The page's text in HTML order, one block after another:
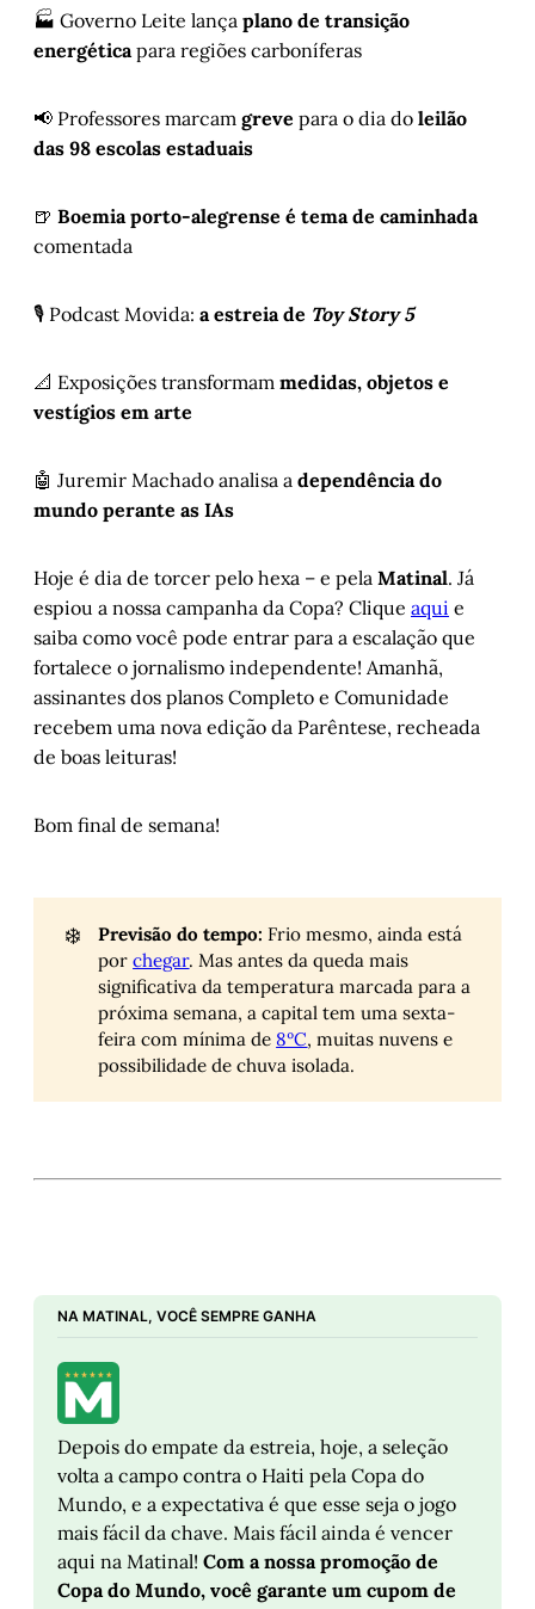
🏭 Governo Leite lança plano de transição
energéticapara regiões carboníferas
📢 Professores marcam greve para o dia do leilão
das 98 escolas estaduais
🍺 Boemia porto-alegrense é tema de caminhada
comentada
🎙️ Podcast Movida: a estreia de Toy Story 5
📐 Exposições transformam medidas, objetos e
vestígios em arte
🤖 Juremir Machado analisa a dependência do
mundo perante as IAs
Hoje é dia de torcer pelo hexa – e pela Matinal. Já
espiou a nossa campanha da Copa? Clique aqui e
saiba como você pode entrar para a escalação que
fortalece o jornalismo independente! Amanhã,
assinantes dos planos Completo e Comunidade
recebem uma nova edição da Parêntese, recheada
de boas leituras!
Bom final de semana!
❄️ Previsão do tempo: Frio mesmo, ainda está
porchegar. Mas antes da queda mais
significativa da temperatura marcada para a
próxima semana, a capital tem uma sexta-
feira com mínima de 8ºC, muitas nuvens e
possibilidade de chuva isolada.
NA MATINAL, VOCÊ SEMPRE GANHA
Depois do empate da estreia, hoje, a seleção
volta a campo contra o Haiti pela Copa do
Mundo, e a expectativa é que esse seja o jogo
mais fácil da chave. Mais fácil ainda é vencer
aqui na Matinal! Com a nossa promoção de
Copa do Mundo, você garante um cupom de